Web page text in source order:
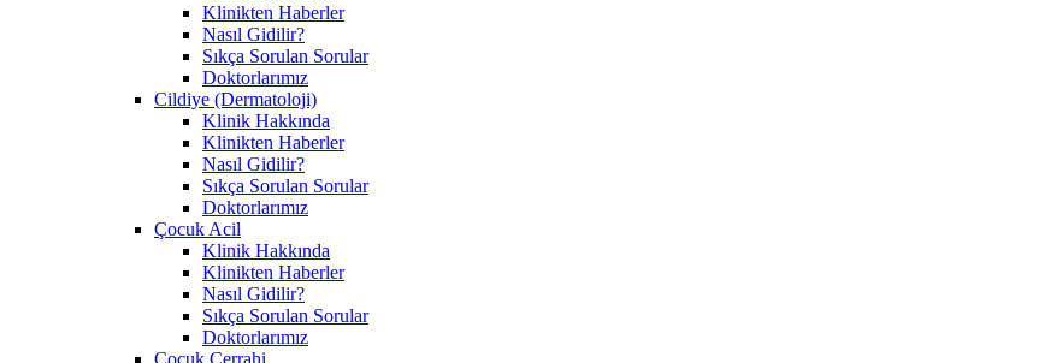
Klinikten Haberler
Nasıl Gidilir?
Sıkça Sorulan Sorular
Doktorlarımız
Cildiye (Dermatoloji)
Klinik Hakkında
Klinikten Haberler
Nasıl Gidilir?
Sıkça Sorulan Sorular
Doktorlarımız
Çocuk Acil
Klinik Hakkında
Klinikten Haberler
Nasıl Gidilir?
Sıkça Sorulan Sorular
Doktorlarımız
Çocuk Cerrahi